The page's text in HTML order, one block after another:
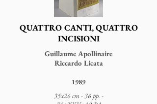
QUATTRO CANTI, QUATTRO
INCISIONI
Guillaume Apollinaire
Riccardo Licata
1989
35x26 cm - 36 pp. -